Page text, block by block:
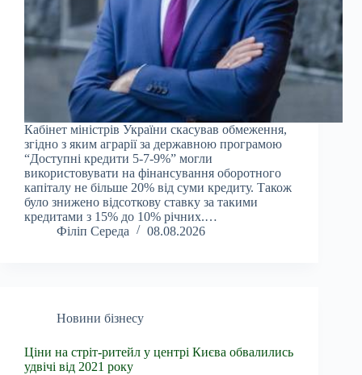
Кабінет міністрів України скасував обмеження,
згідно з яким аграрії за державною програмою
“Доступні кредити 5-7-9%” могли
використовувати на фінансування оборотного
капіталу не більше 20% від суми кредиту. Також
було знижено відсоткову ставку за такими
кредитами з 15% до 10% річних.…
Філіп Середа
08.08.2026
Новини бізнесу
Ціни на стріт-ритейл у центрі Києва обвалились
удвічі від 2021 року